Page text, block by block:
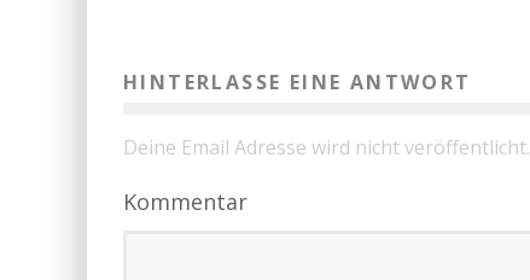
HINTERLASSE EINE ANTWORT
Deine Email Adresse wird nicht veröffentlicht.
Kommentar